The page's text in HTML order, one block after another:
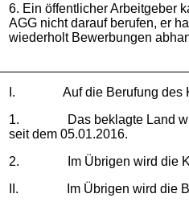
6. Ein öffentlicher Arbeitgeber
AGG nicht darauf berufen, er
wiederholt Bewerbungen
I. Auf die Berufung des
1. Das beklagte Land wird
seit dem 05.01.2016.
2. Im Übrigen wird die
II. Im Übrigen wird die